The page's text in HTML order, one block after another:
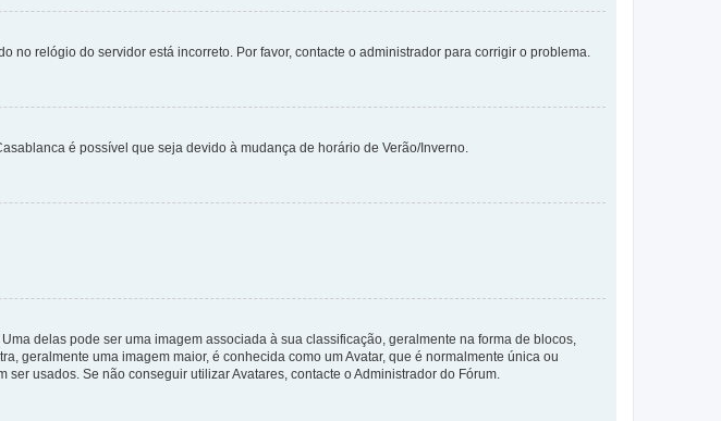
relógio do servidor está incorreto. Por favor, contacte o administrador para corrigir o problema.
é possível que seja devido à mudança de horário de Verão/Inverno.
delas pode ser uma imagem associada à sua classificação, geralmente na forma de blocos,
geralmente uma imagem maior, é conhecida como um Avatar, que é normalmente única ou
usados. Se não conseguir utilizar Avatares, contacte o Administrador do Fórum.